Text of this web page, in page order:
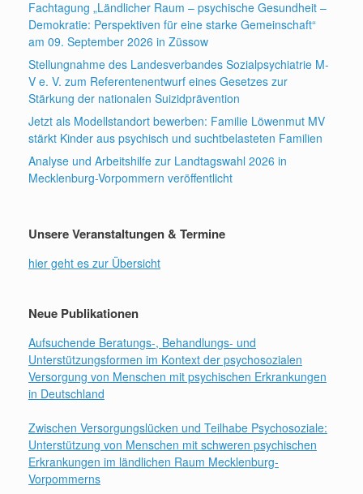
Fachtagung „Ländlicher Raum – psychische Gesundheit –
Demokratie: Perspektiven für eine starke Gemeinschaft“
am 09. September 2026 in Züssow
Stellungnahme des Landesverbandes Sozialpsychiatrie M-
V e. V. zum Referentenentwurf eines Gesetzes zur
Stärkung der nationalen Suizidprävention
Jetzt als Modellstandort bewerben: Familie Löwenmut MV
stärkt Kinder aus psychisch und suchtbelasteten Familien
Analyse und Arbeitshilfe zur Landtagswahl 2026 in
Mecklenburg-Vorpommern veröffentlicht
Unsere Veranstaltungen & Termine
hier geht es zur Übersicht
Neue Publikationen
Aufsuchende Beratungs-, Behandlungs- und
Unterstützungsformen im Kontext der psychosozialen
Versorgung von Menschen mit psychischen Erkrankungen
in Deutschland
Zwischen Versorgungslücken und Teilhabe Psychosoziale:
Unterstützung von Menschen mit schweren psychischen
Erkrankungen im ländlichen Raum Mecklenburg-
Vorpommerns